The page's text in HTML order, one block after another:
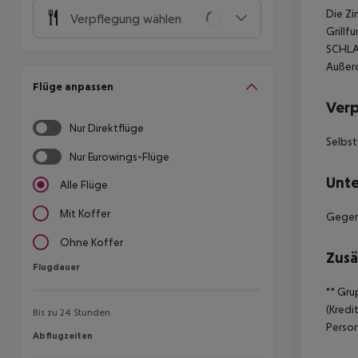
Verpflegung wählen
Flüge anpassen
Nur Direktflüge
Nur Eurowings-Flüge
Alle Flüge
Mit Koffer
Ohne Koffer
Flugdauer
Flugdauer
Bis zu 24 Stunden
Abflugzeiten
Abflugzeiten
Die
**